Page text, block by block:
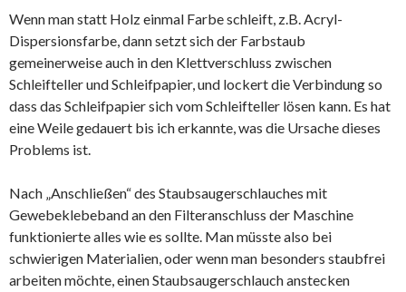
Wenn man statt Holz einmal Farbe schleift, z.B. Acryl-
Dispersionsfarbe, dann setzt sich der Farbstaub
gemeinerweise auch in den Klettverschluss zwischen
Schleifteller und Schleifpapier, und lockert die Verbindung so
dass das Schleifpapier sich vom Schleifteller lösen kann. Es hat
eine Weile gedauert bis ich erkannte, was die Ursache dieses
Problems ist.
Nach „Anschließen“ des Staubsaugerschlauches mit
Gewebeklebeband an den Filteranschluss der Maschine
funktionierte alles wie es sollte. Man müsste also bei
schwierigen Materialien, oder wenn man besonders staubfrei
arbeiten möchte, einen Staubsaugerschlauch anstecken